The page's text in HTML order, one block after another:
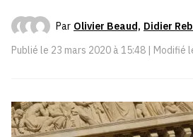
Par Olivier Beaud, Didier
Publié le 23 mars 2020 à 15:48 | Modifié